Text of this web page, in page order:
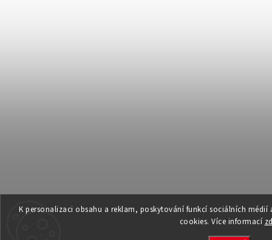
K personalizaci obsahu a reklam, poskytování funkcí sociálních
cookies. Více informací